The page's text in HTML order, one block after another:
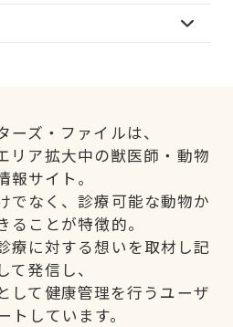
ーズ・ファイルは、
リア拡大中の獣医師・動物
報サイト。
でなく、診療可能な動物か
ることが特徴的。
療に対する想いを取材し記
て発信し、
して健康管理を行うユーザ
トしています。